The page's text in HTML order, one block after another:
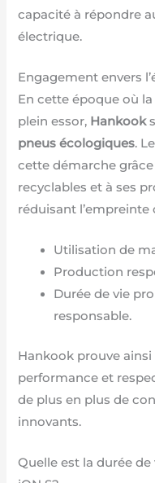
capacité à répondre
électrique.
Engagement envers
En cette époque où
plein essor, Hankook
pneus écologiques.
cette démarche
recyclables et à ses
réduisant l’empreinte
Utilisation de
Production
Durée de vie
responsable.
Hankook prouve
performance et
de plus en plus de
innovants.
Quelle est la durée